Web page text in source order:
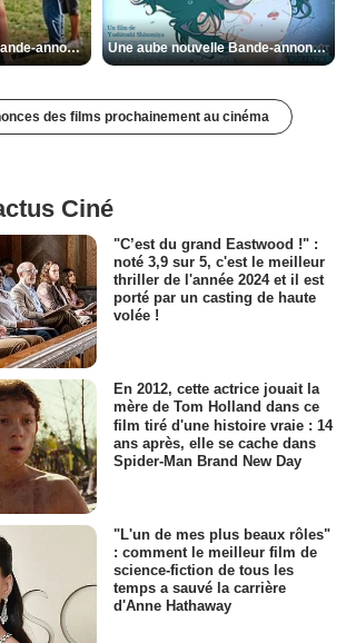
Un grand raccourci Bande-annonce VF Une aube nouvelle Bande-annonce VO STFR
des films prochainement au cinéma
Ciné
"C’est du grand Eastwood !" :
noté 3,9 sur 5, c'est le meilleur
thriller de l'année 2024 et il est
porté par un casting de haute
volée !
En 2012, cette actrice jouait la
mère de Tom Holland dans ce
film tiré d'une histoire vraie : 14
ans après, elle se cache dans
Spider-Man Brand New Day
"L'un de mes plus beaux rôles"
: comment le meilleur film de
science-fiction de tous les
temps a sauvé la carrière
d'Anne Hathaway